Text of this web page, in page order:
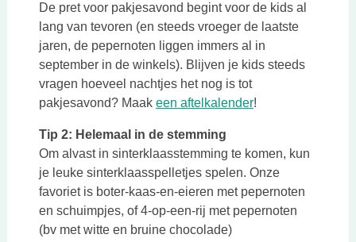
De pret voor pakjesavond begint voor de kids al
lang van tevoren (en steeds vroeger de laatste
jaren, de pepernoten liggen immers al in
september in de winkels). Blijven je kids steeds
vragen hoeveel nachtjes het nog is tot
pakjesavond? Maak een aftelkalenderDeze link opent
!
Tip 2: Helemaal in de stemming
Om alvast in sinterklaasstemming te komen, kun
je leuke sinterklaasspelletjes spelen. Onze
favoriet is boter-kaas-en-eieren met pepernoten
en schuimpjes, of 4-op-een-rij met pepernoten
(bv met witte en bruine chocolade)